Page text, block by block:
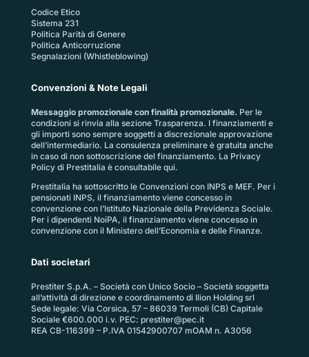
Codice Etico
Sistema 231
Politica Parità di Genere
Politica Anticorruzione
Segnalazioni (Whistleblowing)
Convenzioni & Note Legali
Messaggio promozionale con finalità promozionale. Per le
condizioni si rinvia alla sezione Trasparenza. I finanziamenti e
gli importi sono sempre soggetti a discrezionale approvazione
dell’intermediario. La consulenza preliminare è gratuita anche
in caso di non sottoscrizione del finanziamento. La Privacy
Policy di Prestitalia è consultabile qui.
Prestitalia ha sottoscritto le Convenzioni con INPS e MEF. Per i
pensionati INPS, il finanziamento viene concesso in
convenzione con l’Istituto Nazionale della Previdenza Sociale.
Per i dipendenti NoiPA, il finanziamento viene concesso in
convenzione con il Ministero dell’Economia e delle Finanze.
Dati societari
Prestiter S.p.A. – Società con Unico Socio – Società soggetta
all’attività di direzione e coordinamento di Ilion Holding srl
Sede legale: Via Corsica, 57 – 86039 Termoli (CB) Capitale
Sociale €600.000 i.v. PEC: prestiter@pec.it
REA CB-116399 – P.IVA 01542900707 mOAM n. A3056